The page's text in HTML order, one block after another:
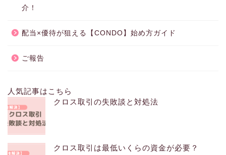
介！
配当×優待が狙える【CONDO】始め方ガイド
ご報告
人気記事はこちら
クロス取引の失敗談と対処法
クロス取引は最低いくらの資金が必要？